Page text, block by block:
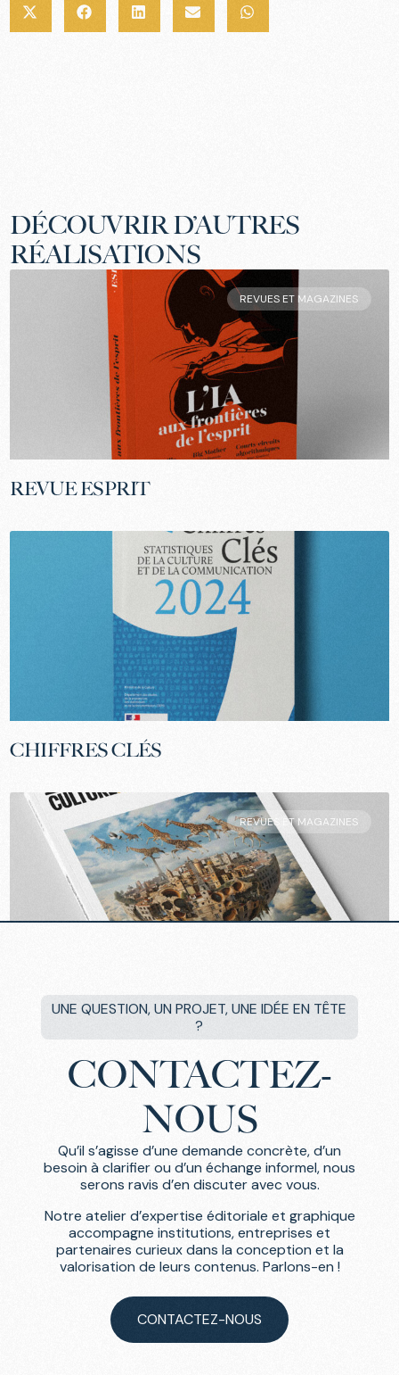
DÉCOUVRIR D’AUTRES
RÉALISATIONS
REVUES ET MAGAZINES
REVUE ESPRIT
CHIFFRES CLÉS
REVUES ET MAGAZINES
CULTURE ET RECHERCHE
UNE QUESTION, UN PROJET, UNE IDÉE EN TÊTE
?
CONTACTEZ-
NOUS
Qu’il s’agisse d’une demande concrète, d’un
besoin à clarifier ou d’un échange informel, nous
serons ravis d’en discuter avec vous.
Notre atelier d’expertise éditoriale et graphique
accompagne institutions, entreprises et
partenaires curieux dans la conception et la
valorisation de leurs contenus. Parlons-en !
CONTACTEZ-NOUS